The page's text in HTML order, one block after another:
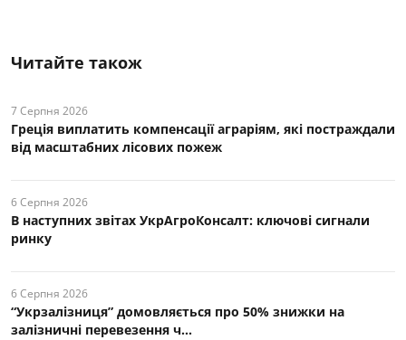
Читайте також
7 Серпня 2026
Греція виплатить компенсації аграріям, які постраждали
від масштабних лісових пожеж
6 Серпня 2026
В наступних звітах УкрАгроКонсалт: ключові cигнали
ринку
6 Серпня 2026
“Укрзалізниця” домовляється про 50% знижки на
залізничні перевезення ч...